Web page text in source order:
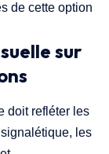
de cette option
sur
doit refléter les
les